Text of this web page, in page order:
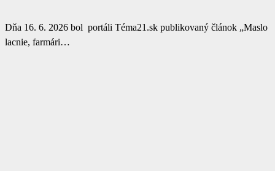
Dňa 16. 6. 2026 bol portáli Téma21.sk publikovaný článok „Maslo
lacnie, farmári…